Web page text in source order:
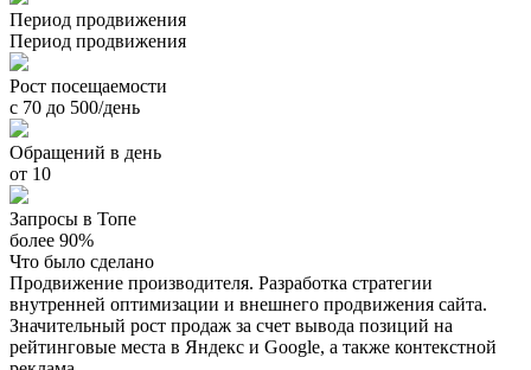
Период продвижения
Период продвижения
Рост посещаемости
с 70 до 500/день
Обращений в день
от 10
Запросы в Топе
более 90%
Что было сделано
Продвижение производителя. Разработка стратегии
внутренней оптимизации и внешнего продвижения сайта.
Значительный рост продаж за счет вывода позиций на
рейтинговые места в Яндекс и Google, а также контекстной